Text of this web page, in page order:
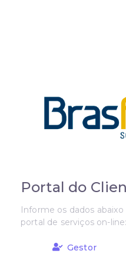
Portal do
Informe os dados
portal de serviços on-line:
Gestor